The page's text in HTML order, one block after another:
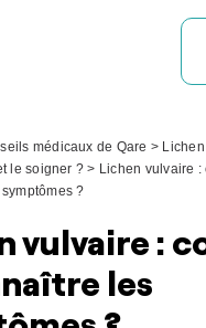
médicaux de Qare >
le soigner ? > Lichen vulvaire :
?
vulvaire :
les